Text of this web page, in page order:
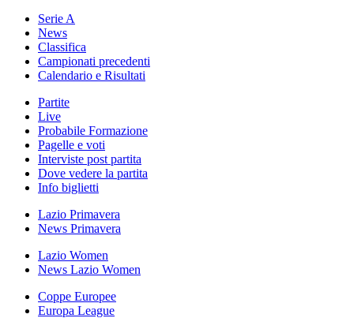
Serie A
News
Classifica
Campionati precedenti
Calendario e Risultati
Partite
Live
Probabile Formazione
Pagelle e voti
Interviste post partita
Dove vedere la partita
Info biglietti
Lazio Primavera
News Primavera
Lazio Women
News Lazio Women
Coppe Europee
Europa League